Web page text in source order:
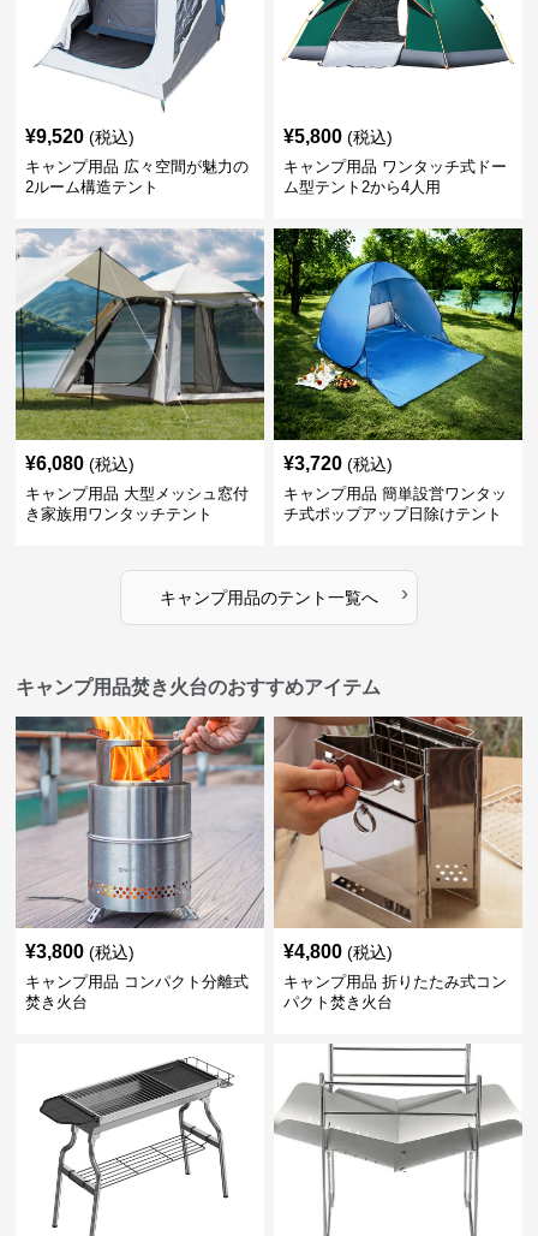
¥9,520 (税込)
キャンプ用品 広々空間が魅力の
2ルーム構造テント
¥5,800 (税込)
キャンプ用品 ワンタッチ式ドー
ム型テント2から4人用
¥6,080 (税込)
キャンプ用品 大型メッシュ窓付
き家族用ワンタッチテント
¥3,720 (税込)
キャンプ用品 簡単設営ワンタッ
チ式ポップアップ日除けテント
キャンプ用品のテント一覧へ ›
キャンプ用品焚き火台のおすすめアイテム
¥3,800 (税込)
キャンプ用品 コンパクト分離式
焚き火台
¥4,800 (税込)
キャンプ用品 折りたたみ式コン
パクト焚き火台